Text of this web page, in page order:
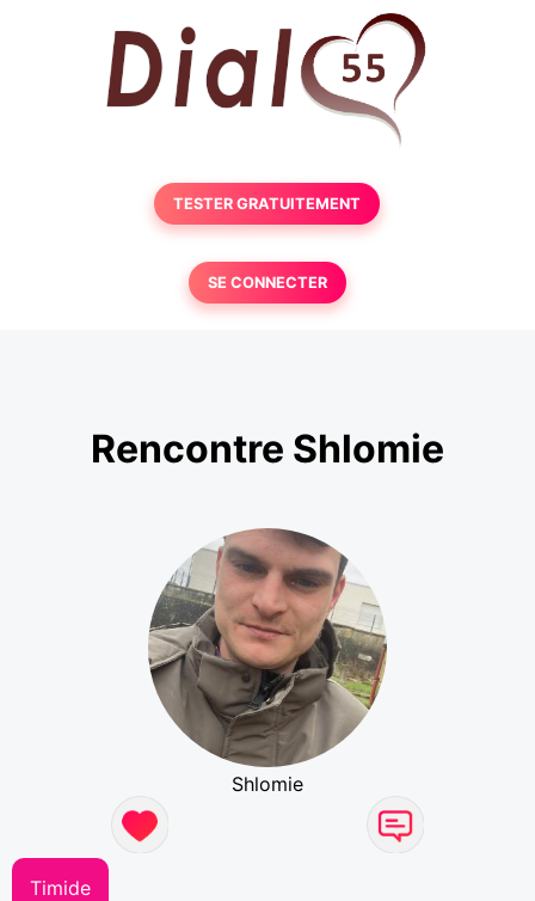
TESTER GRATUITEMENT
SE CONNECTER
Rencontre Shlomie
Shlomie
Timide